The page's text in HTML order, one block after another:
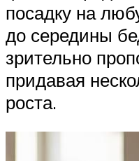
посадку на
до середины
зрительно
придавая
роста.